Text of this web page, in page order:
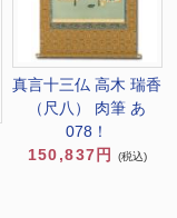
真言十三仏 高木 瑞香
（尺八） 肉筆 あ
078！
150,837円
(税込)